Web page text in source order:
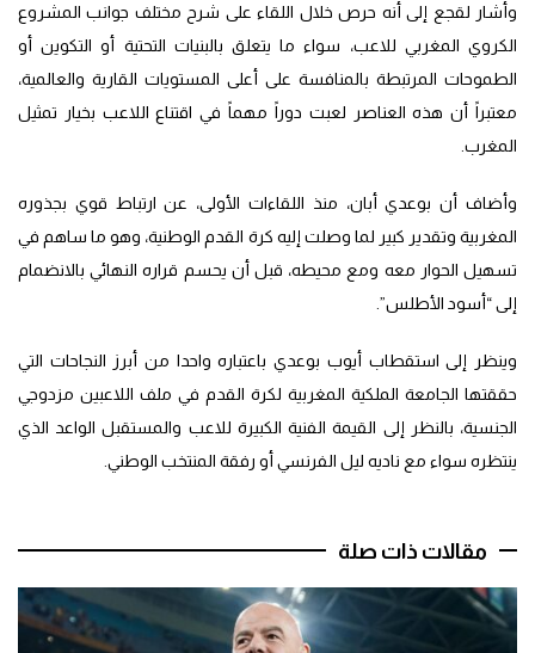
وأشار لقجع إلى أنه حرص خلال اللقاء على شرح مختلف جوانب المشروع
الكروي المغربي للاعب، سواء ما يتعلق بالبنيات التحتية أو التكوين أو
الطموحات المرتبطة بالمنافسة على أعلى المستويات القارية والعالمية،
معتبراً أن هذه العناصر لعبت دوراً مهماً في اقتناع اللاعب بخيار تمثيل
المغرب.
وأضاف أن بوعدي أبان، منذ اللقاءات الأولى، عن ارتباط قوي بجذوره
المغربية وتقدير كبير لما وصلت إليه كرة القدم الوطنية، وهو ما ساهم في
تسهيل الحوار معه ومع محيطه، قبل أن يحسم قراره النهائي بالانضمام
إلى “أسود الأطلس”.
وينظر إلى استقطاب أيوب بوعدي باعتباره واحدا من أبرز النجاحات التي
حققتها الجامعة الملكية المغربية لكرة القدم في ملف اللاعبين مزدوجي
الجنسية، بالنظر إلى القيمة الفنية الكبيرة للاعب والمستقبل الواعد الذي
ينتظره سواء مع ناديه ليل الفرنسي أو رفقة المنتخب الوطني.
مقالات ذات صلة